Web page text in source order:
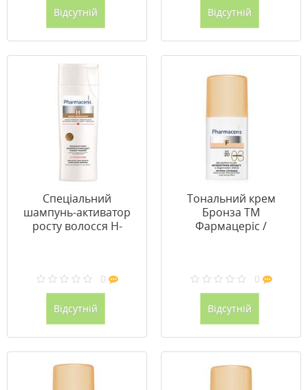
Відсутній Відсутній
Спеціальний
шампунь-активатор
росту волосся H-
0
Відсутній
Тональний крем
Бронза ТМ
Фармацеріс /
0
Відсутній